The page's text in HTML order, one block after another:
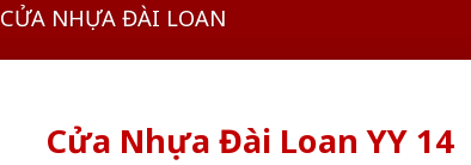
CỬA NHỰA ĐÀI LOAN
Cửa Nhựa Đài Loan YY 14